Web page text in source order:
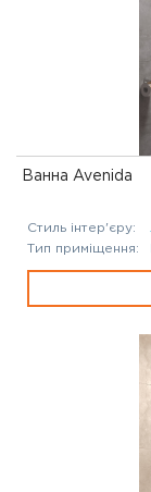
Ванна Avenida
Стиль інтер'єру:
Тип приміщення: